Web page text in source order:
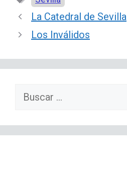
La Catedral de Sevilla
Los Inválidos
Buscar: